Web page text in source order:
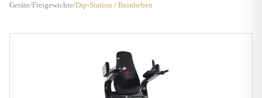
Geräte/Freigewichte/Dip-Station / Beinheben